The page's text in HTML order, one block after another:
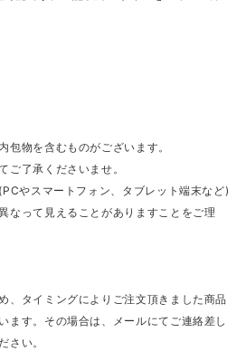
包物を含むものがございます。
ご了承くださいませ。
やスマートフォン、タブレット端末など)
なって見えることがありますことをご理
、タイミングによりご注文頂きました商品
ます。その場合は、メールにてご連絡差し
さい。